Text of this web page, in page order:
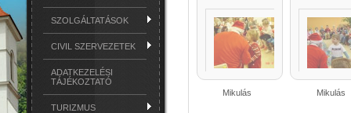
SZOLGÁLTATÁSOK
CIVIL SZERVEZETEK
ADATKEZELÉSI
TÁJÉKOZTATÓ
TURIZMUS
Mikulás Mikulás